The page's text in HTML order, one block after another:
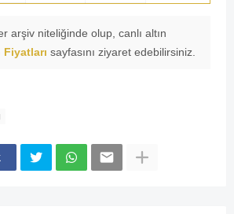
arşiv niteliğinde olup, canlı altın
Fiyatları sayfasını ziyaret edebilirsiniz.